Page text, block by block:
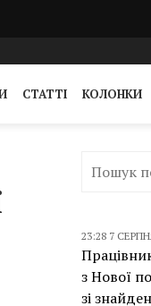
СТАТТІ КОЛОНКИ
23:28 7
з Нової
зі